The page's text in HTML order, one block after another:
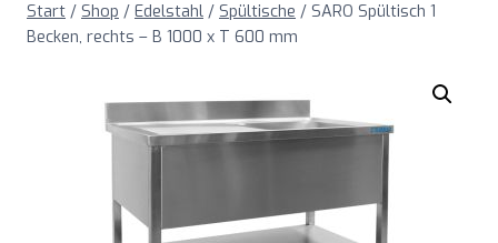
Start / Shop / Edelstahl / Spültische / SARO Spültisch 1
Becken, rechts – B 1000 x T 600 mm